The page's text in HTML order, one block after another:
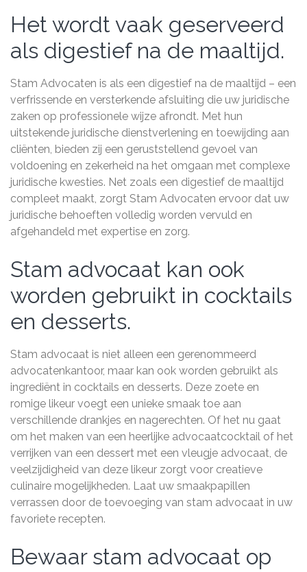
Het wordt vaak geserveerd
als digestief na de maaltijd.
Stam Advocaten is als een digestief na de maaltijd – een
verfrissende en versterkende afsluiting die uw juridische
zaken op professionele wijze afrondt. Met hun
uitstekende juridische dienstverlening en toewijding aan
cliënten, bieden zij een geruststellend gevoel van
voldoening en zekerheid na het omgaan met complexe
juridische kwesties. Net zoals een digestief de maaltijd
compleet maakt, zorgt Stam Advocaten ervoor dat uw
juridische behoeften volledig worden vervuld en
afgehandeld met expertise en zorg.
Stam advocaat kan ook
worden gebruikt in cocktails
en desserts.
Stam advocaat is niet alleen een gerenommeerd
advocatenkantoor, maar kan ook worden gebruikt als
ingrediënt in cocktails en desserts. Deze zoete en
romige likeur voegt een unieke smaak toe aan
verschillende drankjes en nagerechten. Of het nu gaat
om het maken van een heerlijke advocaatcocktail of het
verrijken van een dessert met een vleugje advocaat, de
veelzijdigheid van deze likeur zorgt voor creatieve
culinaire mogelijkheden. Laat uw smaakpapillen
verrassen door de toevoeging van stam advocaat in uw
favoriete recepten.
Bewaar stam advocaat op